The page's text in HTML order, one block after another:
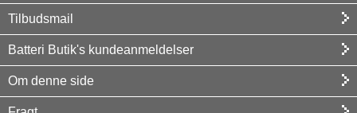
Tilbudsmail
Batteri Butik's kundeanmeldelser
Om denne side